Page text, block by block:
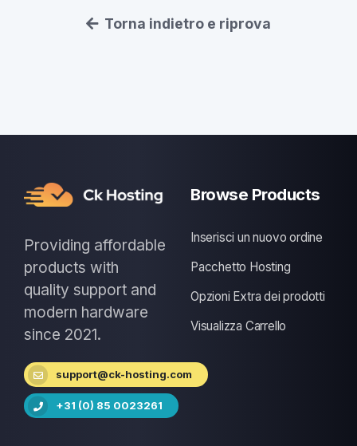
Torna indietro e riprova
Providing affordable
products with
quality support and
modern hardware
since 2021.
support@ck-hosting.com
+31 (0) 85 0023261
Browse Products
Inserisci un nuovo ordine
Pacchetto Hosting
Opzioni Extra dei prodotti
Visualizza Carrello